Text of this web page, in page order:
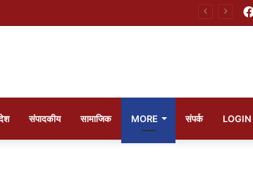
वाचणाऱ्या बेघर व्यक्तीच्या पुनर्वसनाची मागणी
संपादकीय सामाजिक MORE संपर्क LOGIN